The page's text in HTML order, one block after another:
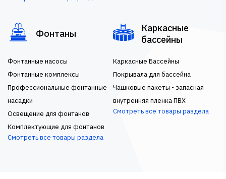
Фонтаны
Фонтанные насосы
Фонтанные комплексы
Профессиональные фонтанные
насадки
Освещение для фонтанов
Комплектующие для фонтанов
Смотреть все товары раздела
Каркасные
бассейны
Каркасные Бассейны
Покрывала для бассейна
Чашковые пакеты - запасная
внутренняя пленка ПВХ
Смотреть все товары раздела